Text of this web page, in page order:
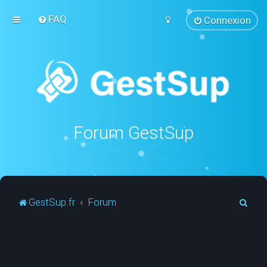
FAQ Connexion
Forum GestSup
GestSup.fr Forum